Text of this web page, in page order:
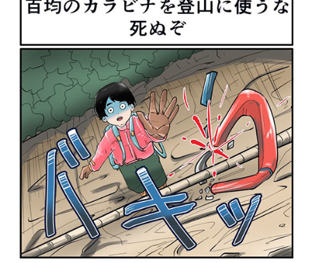
経営リーダーのコミュニティ
マーケ×ITの今がよく分かる
ITエンジニア向け専門サイト
企業向けIT製品の総合サイト
IT製品の技術・比較・事例
製造業のIT導入・活用を支援
モノづくり技術者専門サイト
エレクトロニクス専門サイト